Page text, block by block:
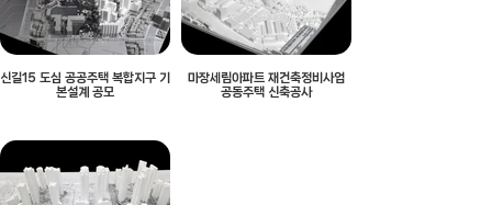
신길15 도심 공공주택 복합지구 기
본설계 공모
마장세림아파트 재건축정비사업
공동주택 신축공사